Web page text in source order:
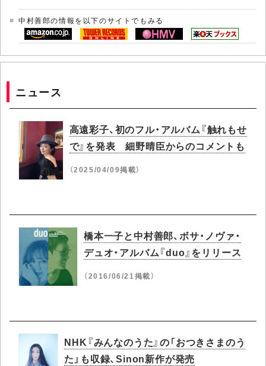
中村善郎の情報を以下のサイトでもみる
ニュース
高遠彩子、初のフル・アルバム『触れもせ
で』を発表 細野晴臣からのコメントも
（2025/04/09掲載）
橋本一子と中村善郎、ボサ・ノヴァ・
デュオ・アルバム『duo』をリリース
（2016/06/21掲載）
NHK『みんなのうた』の「おつきさまのう
た」も収録、Sinon新作が発売